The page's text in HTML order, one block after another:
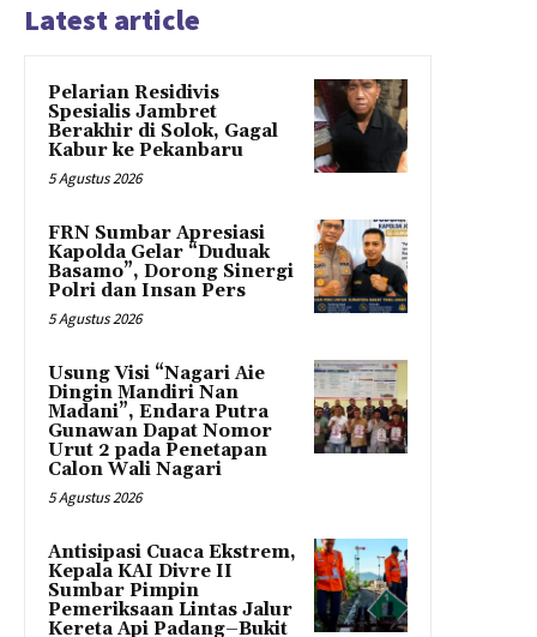
Latest article
Pelarian Residivis
Spesialis Jambret
Berakhir di Solok, Gagal
Kabur ke Pekanbaru
5 Agustus 2026
FRN Sumbar Apresiasi
Kapolda Gelar “Duduak
Basamo”, Dorong Sinergi
Polri dan Insan Pers
5 Agustus 2026
Usung Visi “Nagari Aie
Dingin Mandiri Nan
Madani”, Endara Putra
Gunawan Dapat Nomor
Urut 2 pada Penetapan
Calon Wali Nagari
5 Agustus 2026
Antisipasi Cuaca Ekstrem,
Kepala KAI Divre II
Sumbar Pimpin
Pemeriksaan Lintas Jalur
Kereta Api Padang–Bukit